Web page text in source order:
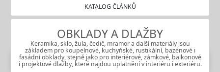
KATALOG ČLÁNKŮ
OBKLADY A DLAŽBY
Keramika, sklo, žula, čedič, mramor a další materiály jsou
základem pro koupelnové, kuchyňské, rustikální, bazénové i
fasádní obklady, stejně jako pro interiérové, zámkové, balkonové
i projektové dlažby, které najdou uplatnění v interiéru i exteriéru.